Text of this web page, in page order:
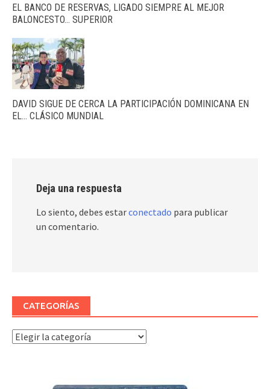
EL BANCO DE RESERVAS, LIGADO SIEMPRE AL MEJOR
BALONCESTO… SUPERIOR
DAVID SIGUE DE CERCA LA PARTICIPACIÓN DOMINICANA EN
EL… CLÁSICO MUNDIAL
Deja una respuesta
Lo siento, debes estarconectado para publicar
un comentario.
CATEGORÍAS
Categorías